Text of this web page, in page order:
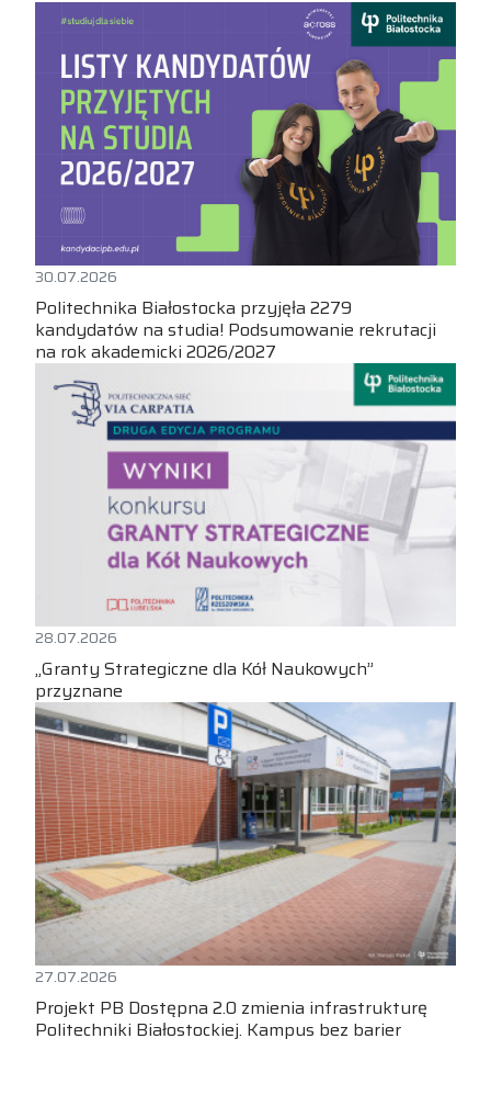
30.07.2026
Politechnika Białostocka przyjęła 2279
kandydatów na studia! Podsumowanie rekrutacji
na rok akademicki 2026/2027
28.07.2026
„Granty Strategiczne dla Kół Naukowych”
przyznane
27.07.2026
Projekt PB Dostępna 2.0 zmienia infrastrukturę
Politechniki Białostockiej. Kampus bez barier